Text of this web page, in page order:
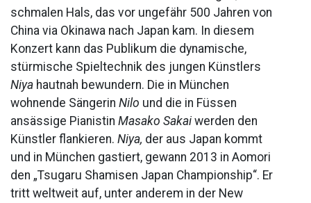
schmalen Hals, das vor ungefähr 500 Jahren von
China via Okinawa nach Japan kam. In diesem
Konzert kann das Publikum die dynamische,
stürmische Spieltechnik des jungen Künstlers
Niya hautnah bewundern. Die in München
wohnende Sängerin Nilo und die in Füssen
ansässige Pianistin Masako Sakai werden den
Künstler flankieren. Niya, der aus Japan kommt
und in München gastiert, gewann 2013 in Aomori
den „Tsugaru Shamisen Japan Championship“. Er
tritt weltweit auf, unter anderem in der New